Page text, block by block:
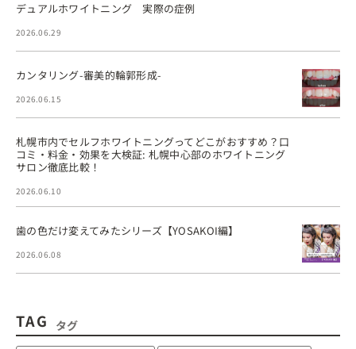
デュアルホワイトニング 実際の症例
2026.06.29
カンタリング-審美的輪郭形成-
2026.06.15
札幌市内でセルフホワイトニングってどこがおすすめ？口
コミ・料金・効果を大検証: 札幌中心部のホワイトニング
サロン徹底比較！
2026.06.10
歯の色だけ変えてみたシリーズ【YOSAKOI編】
2026.06.08
TAG タグ